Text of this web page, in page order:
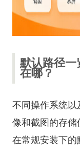
默认路径一
在哪？
不同操作系统
像和截图的存储
在常规安装下的